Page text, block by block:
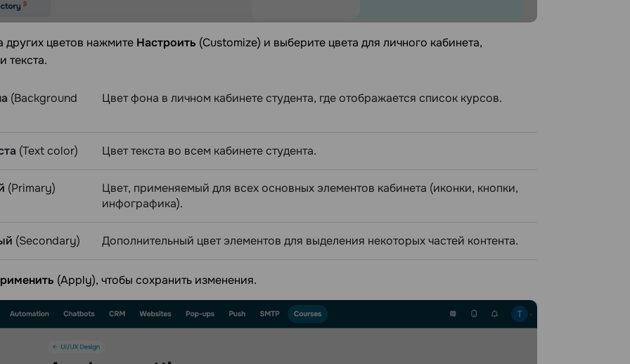
других цветов нажмите Настроить (Customize) и выберите цвета для личного кабинета,
текста.
(Background
Цвет фона в личном кабинете студента, где отображается список курсов.
(Text color) Цвет текста во всем кабинете студента.
(Primary)
Цвет, применяемый для всех основных элементов кабинета (иконки, кнопки,
инфографика).
(Secondary) Дополнительный цвет элементов для выделения некоторых частей контента.
(Apply), чтобы сохранить изменения.